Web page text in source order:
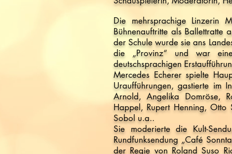
Die mehrsprachige Linzerin
Bühnenauftritte als Ballettratte
der Schule wurde sie ans
die „Provinz“ und war
deutschsprachigen
Mercedes Echerer spielte
Uraufführungen, gastierte im
Arnold, Angelika Domröse,
Happel, Rupert Henning, Otto
Sobol u.a..
Sie moderierte die Kult-
Rundfunksendung „Café
der Regie von Roland Suso